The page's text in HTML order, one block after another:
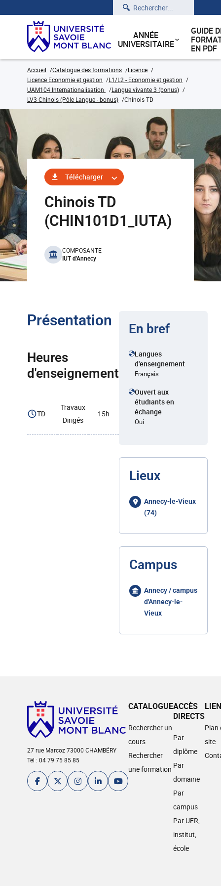
Rechercher
ANNÉE
UNIVERSITAIRE
GUIDE
EN PDF
Accueil Catalogue des formations
Licence
Licence Economie et gestion
L1/L2 - Economie et gestion
UAM104 Internationalisation
Langue vivante 3 (bonus)
LV3 Chinois (Pôle Langue - bonus)
Chinois TD
Télécharger
Chinois TD
(CHIN101D1_IUTA)
benefits
COMPOSANTE
IUT d'Annecy
Présentation
Heures
d'enseignement
TD
Travaux
Dirigés
15h
En bref
Langues
d'enseignement
Français
Ouvert aux
étudiants en
échange
Oui
Lieux
Annecy-le-Vieux
(74)
Campus
Annecy / campus
d'Annecy-le-
Vieux
27 rue Marcoz 73000 CHAMBÉRY
Tél : 04 79 75 85 85
CATALOGUE
Rechercher un
cours
Rechercher
une formation
ACCÈS
DIRECTS
Par
diplôme
Par
domaine
Par
campus
Par UFR,
institut,
école
Plan
site